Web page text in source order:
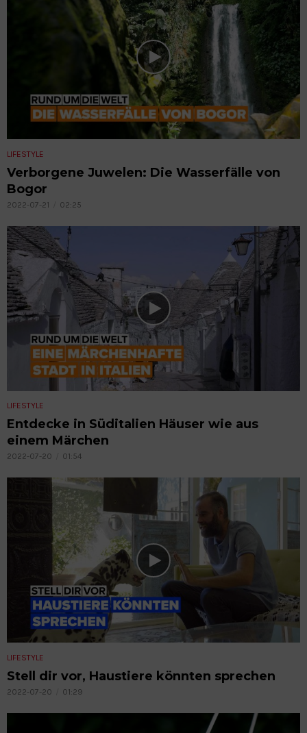
LIFESTYLE
Verborgene Juwelen: Die Wasserfälle von
Bogor
2022-07-21 02:25
LIFESTYLE
Entdecke in Süditalien Häuser wie aus
einem Märchen
2022-07-20 01:54
LIFESTYLE
Stell dir vor, Haustiere könnten sprechen
2022-07-20 01:29